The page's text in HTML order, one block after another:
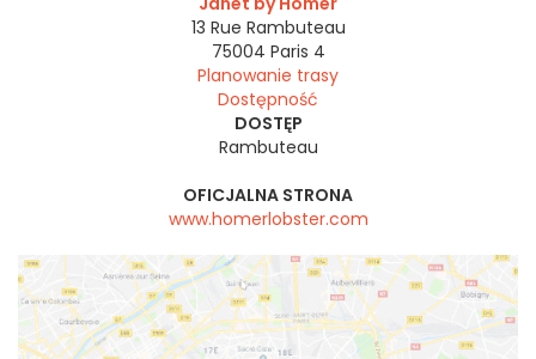
13 Rue Rambuteau
75004 Paris 4
Planowanie trasy
Dostępność
DOSTĘP
Rambuteau
OFICJALNA STRONA
www.homerlobster.com